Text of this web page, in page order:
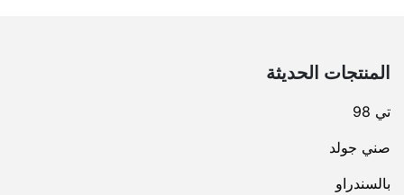
المنتجات الحديثة
تي 98
صني جولد
بالسندراو